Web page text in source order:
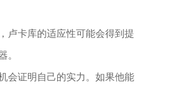
卢卡库的适应性可能会得到提
。
会证明自己的实力。如果他能